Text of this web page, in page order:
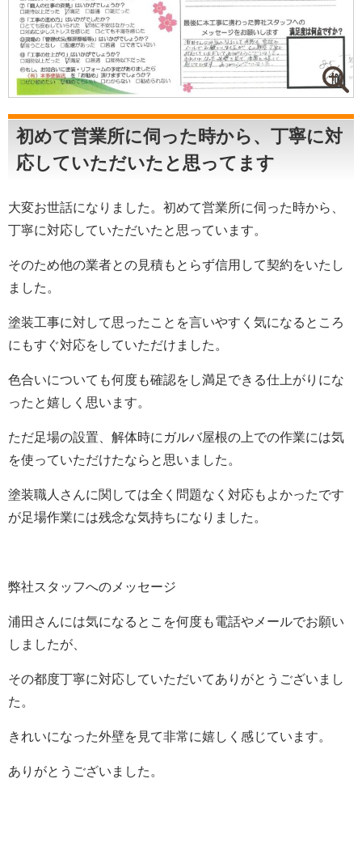
初めて営業所に伺った時から、丁寧に対
応していただいたと思ってます
大変お世話になりました。初めて営業所に伺った時から、
丁寧に対応していただいたと思っています。
そのため他の業者との見積もとらず信用して契約をいたし
ました。
塗装工事に対して思ったことを言いやすく気になるところ
にもすぐ対応をしていただけました。
色合いについても何度も確認をし満足できる仕上がりにな
ったと嬉しく思います。
ただ足場の設置、解体時にガルバ屋根の上での作業には気
を使っていただけたならと思いました。
塗装職人さんに関しては全く問題なく対応もよかったです
が足場作業には残念な気持ちになりました。
弊社スタッフへのメッセージ
浦田さんには気になるとこを何度も電話やメールでお願い
しましたが、
その都度丁寧に対応していただいてありがとうございまし
た。
きれいになった外壁を見て非常に嬉しく感じています。
ありがとうございました。